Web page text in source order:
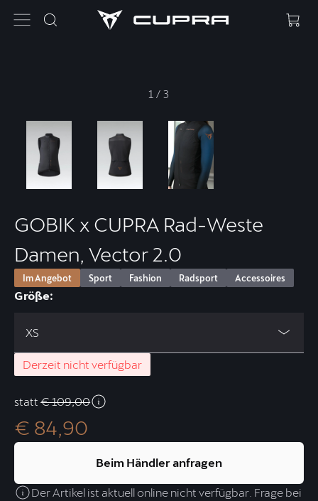
1 / 3
GOBIK x CUPRA Rad-Weste
Damen, Vector 2.0
Im Angebot Sport Fashion Radsport Accessoires
Größe:
XS
Derzeit nicht verfügbar
statt€ 109,00
€ 84,90
Beim Händler anfragen
Der Artikel ist aktuell online nicht verfügbar. Frage bei